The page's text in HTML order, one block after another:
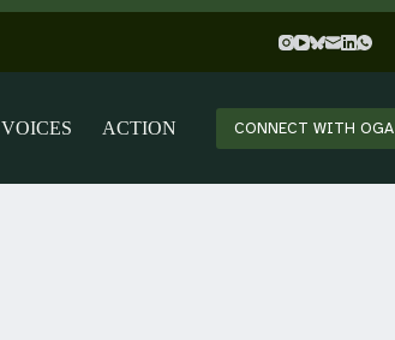
VOICES ACTION CONNECT WITH OGA